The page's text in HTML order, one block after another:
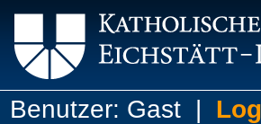
Benutzer: Gast |